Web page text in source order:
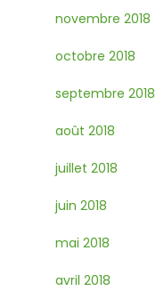
novembre 2018
octobre 2018
septembre 2018
août 2018
juillet 2018
juin 2018
mai 2018
avril 2018